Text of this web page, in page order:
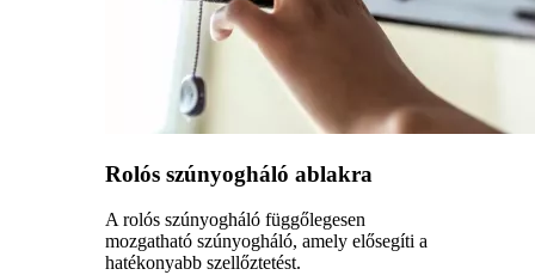
Rolós szúnyogháló ablakra
A rolós szúnyogháló függőlegesen
mozgatható szúnyogháló, amely elősegíti a
hatékonyabb szellőztetést.